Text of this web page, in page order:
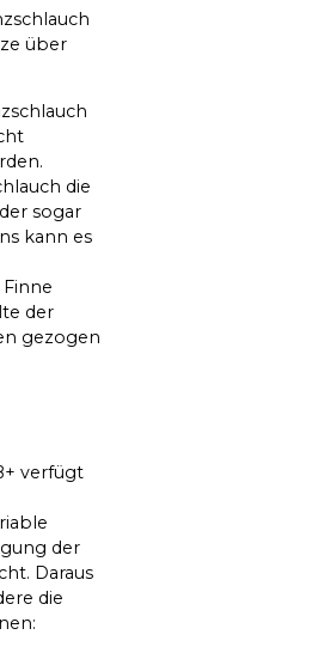
über
die
sogar
kann es
der
gezogen
verfügt
der
Daraus
die